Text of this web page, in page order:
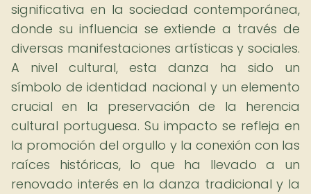
significativa en la sociedad contemporánea,
donde su influencia se extiende a través de
diversas manifestaciones artísticas y sociales.
A nivel cultural, esta danza ha sido un
símbolo de identidad nacional y un elemento
crucial en la preservación de la herencia
cultural portuguesa. Su impacto se refleja en
la promoción del orgullo y la conexión con las
raíces históricas, lo que ha llevado a un
renovado interés en la danza tradicional y la